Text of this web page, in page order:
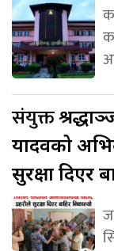
संयुक्त
यादवको
सुरक्षा दिएर